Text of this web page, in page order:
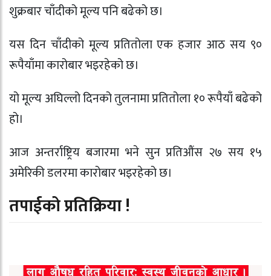
शुक्रबार चाँदीको मूल्य पनि बढेको छ।
यस दिन चाँदीको मूल्य प्रतितोला एक हजार आठ सय ९०
रूपैयाँमा कारोबार भइरहेको छ।
यो मूल्य अघिल्लो दिनको तुलनामा प्रतितोला १० रूपैयाँ बढेको
हो।
आज अन्तर्राष्ट्रिय बजारमा भने सुन प्रतिऔंस २७ सय १५
अमेरिकी डलरमा कारोबार भइरहेको छ।
तपाईको प्रतिक्रिया !